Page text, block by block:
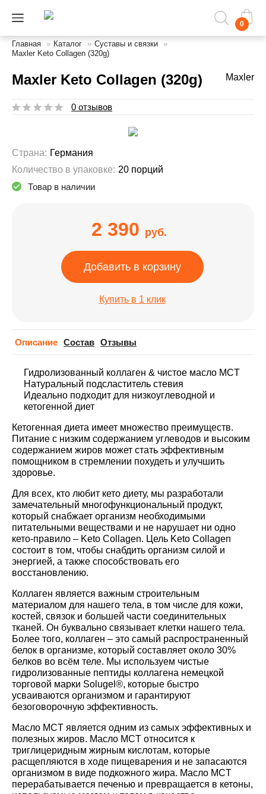
0
Главная » Каталог » Суставы и связки
»
Maxler Keto Collagen (320g)
Maxler Keto Collagen (320g) Maxler
0 отзывов
Страна: Германия
Количество в упаковке: 20 порций
Товар в наличии
2 390 руб.
Добавить в корзину
Купить в 1 клик
Описание Cостав Отзывы
Гидролизованный коллаген & чистое масло MCT
Натуральный подсластитель стевия
Идеально подходит для низкоуглеводной и
кетогенной диет
Кетогенная диета имеет множество преимуществ.
Питание с низким содержанием углеводов и высоким
содержанием жиров может стать эффективным
помощником в стремлении похудеть и улучшить
здоровье.
Для всех, кто любит кето диету, мы разработали
замечательный многофункциональный продукт,
который снабжает организм необходимыми
питательными веществами и не нарушает ни одно
кето-правило – Keto Collagen. Цель Keto Collagen
состоит в том, чтобы снабдить организм силой и
энергией, а также способствовать его
восстановлению.
Коллаген является важным строительным
материалом для нашего тела, в том числе для кожи,
костей, связок и большей части соединительных
тканей. Он буквально связывает клетки нашего тела.
Более того, коллаген – это самый распространенный
белок в организме, который составляет около 30%
белков во всём теле. Мы используем чистые
гидролизованные пептиды коллагена немецкой
торговой марки Solugel®, которые быстро
усваиваются организмом и гарантируют
безоговорочную эффективность.
Масло MCT является одним из самых эффективных и
полезных жиров. Масло MCT относится к
триглицеридным жирным кислотам, которые
расщепляются в ходе пищеварения и не запасаются
организмом в виде подкожного жира. Масло MCT
перерабатывается печенью и превращается в кетоны,